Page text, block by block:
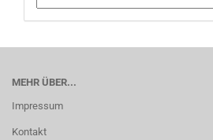
MEHR ÜBER...
Impressum
Kontakt